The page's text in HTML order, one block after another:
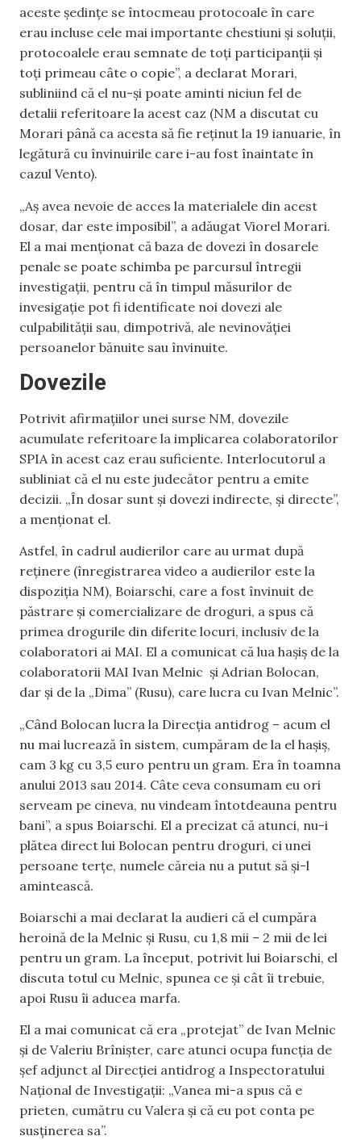
aceste ședințe se întocmeau protocoale în care
erau incluse cele mai importante chestiuni și soluții,
protocoalele erau semnate de toți participanții și
toți primeau câte o copie”, a declarat Morari,
subliniind că el nu-și poate aminti niciun fel de
detalii referitoare la acest caz (NM a discutat cu
Morari până ca acesta să fie reținut la 19 ianuarie, în
legătură cu învinuirile care i-au fost înaintate în
cazul Vento).
„Aș avea nevoie de acces la materialele din acest
dosar, dar este imposibil”, a adăugat Viorel Morari.
El a mai menționat că baza de dovezi în dosarele
penale se poate schimba pe parcursul întregii
investigații, pentru că în timpul măsurilor de
invesigație pot fi identificate noi dovezi ale
culpabilității sau, dimpotrivă, ale nevinovăției
persoanelor bănuite sau învinuite.
Dovezile
Potrivit afirmațiilor unei surse NM, dovezile
acumulate referitoare la implicarea colaboratorilor
SPIA în acest caz erau suficiente. Interlocutorul a
subliniat că el nu este judecător pentru a emite
decizii. „În dosar sunt și dovezi indirecte, și directe”,
a menționat el.
Astfel, în cadrul audierilor care au urmat după
reținere (înregistrarea video a audierilor este la
dispoziția NM), Boiarschi, care a fost învinuit de
păstrare și comercializare de droguri, a spus că
primea drogurile din diferite locuri, inclusiv de la
colaboratori ai MAI. El a comunicat că lua hașiș de la
colaboratorii MAI Ivan Melnic și Adrian Bolocan,
dar și de la „Dima” (Rusu), care lucra cu Ivan Melnic”.
„Când Bolocan lucra la Direcția antidrog – acum el
nu mai lucrează în sistem, cumpăram de la el hașiș,
cam 3 kg cu 3,5 euro pentru un gram. Era în toamna
anului 2013 sau 2014. Câte ceva consumam eu ori
serveam pe cineva, nu vindeam întotdeauna pentru
bani”, a spus Boiarschi. El a precizat că atunci, nu-i
plătea direct lui Bolocan pentru droguri, ci unei
persoane terțe, numele căreia nu a putut să și-l
amintească.
Boiarschi a mai declarat la audieri că el cumpăra
heroină de la Melnic și Rusu, cu 1,8 mii – 2 mii de lei
pentru un gram. La început, potrivit lui Boiarschi, el
discuta totul cu Melnic, spunea ce și cât îi trebuie,
apoi Rusu îi aducea marfa.
El a mai comunicat că era „protejat” de Ivan Melnic
și de Valeriu Brînișter, care atunci ocupa funcția de
șef adjunct al Direcției antidrog a Inspectoratului
Național de Investigații: „Vanea mi-a spus că e
prieten, cumătru cu Valera și că eu pot conta pe
susținerea sa”.